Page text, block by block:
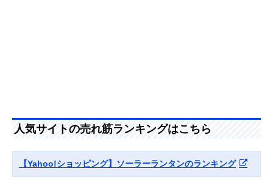
人気サイトの売れ筋ランキングはこちら
【Yahoo!ショッピング】ソーラーランタンのランキング